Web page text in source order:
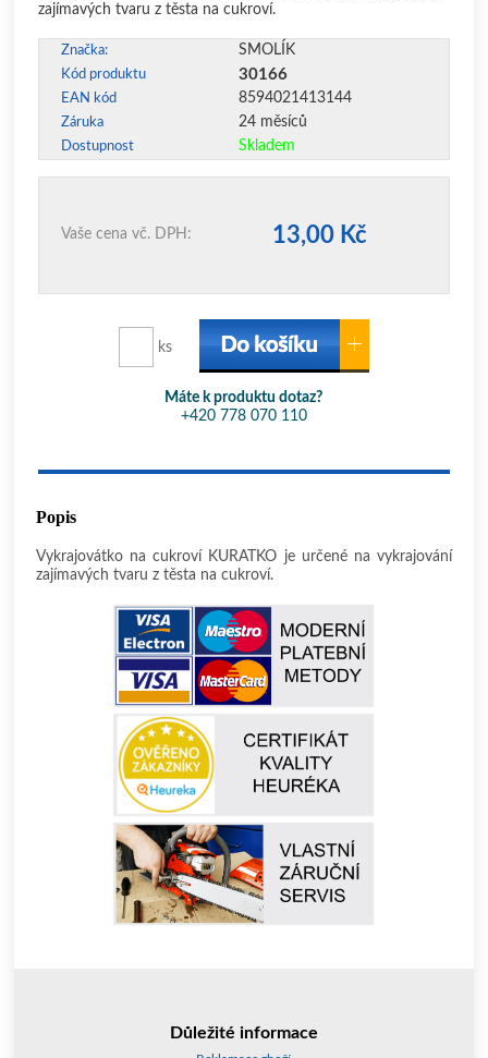
zajímavých tvaru z těsta na cukroví.
Značka: SMOLÍK
Kód produktu 30166
EAN kód 8594021413144
Záruka 24 měsíců
Dostupnost Skladem
Vaše cena vč. DPH: 13,00 Kč
ks
Máte k produktu dotaz?
+420 778 070 110
Popis
Vykrajovátko na cukroví KUŘÁTKO je určené na vykrajování
zajímavých tvaru z těsta na cukroví.
Důležité informace